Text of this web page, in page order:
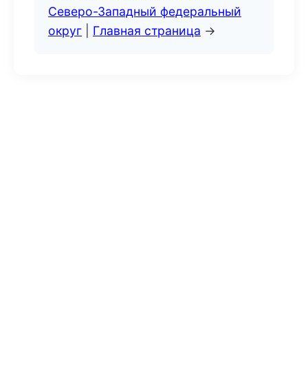
Северо-Западный федеральный
округ
Главная страница →